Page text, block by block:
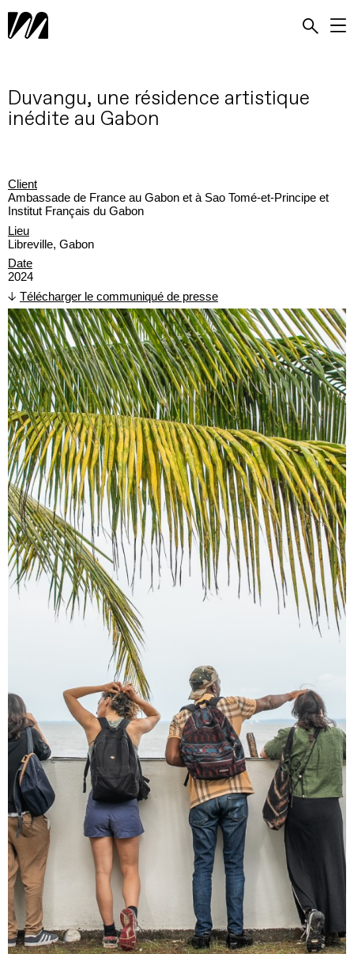
Duvangu, une résidence artistique
inédite au Gabon
Client
Ambassade de France au Gabon et à Sao Tomé-et-Principe et
Institut Français du Gabon
Lieu
Libreville, Gabon
Date
2024
Télécharger le communiqué de presse